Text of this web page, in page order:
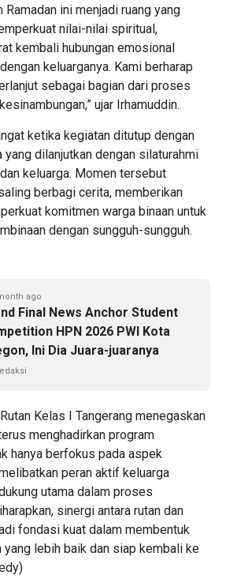
Ramadan ini menjadi ruang yang
nilai-nilai spiritual,
kembali hubungan emosional
keluarganya. Kami berharap
sebagai bagian dari proses
ujar Irhamuddin.
ketika kegiatan ditutup dengan
yang dilanjutkan dengan silaturahmi
keluarga. Momen tersebut
berbagi cerita, memberikan
komitmen warga binaan untuk
dengan sungguh-sungguh.
ago
Final News Anchor Student
HPN 2026 PWI Kota
Ini Dia Juara-juaranya
Kelas I Tangerang menegaskan
menghadirkan program
hanya berfokus pada aspek
peran aktif keluarga
utama dalam proses
sinergi antara rutan dan
fondasi kuat dalam membentuk
yang lebih baik dan siap kembali ke